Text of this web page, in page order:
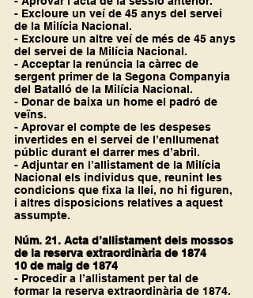
- Excloure un veí de 45 anys del servei
de la Milícia Nacional.
- Excloure un altre veí de més de 45 anys
del servei de la Milícia Nacional.
- Acceptar la renúncia la càrrec de
sergent primer de la Segona Companyia
del Batalló de la Milícia Nacional.
- Donar de baixa un home el padró de
veïns.
- Aprovar el compte de les despeses
invertides en el servei de l’enllumenat
públic durant el darrer mes d’abril.
- Adjuntar en l’allistament de la Milícia
Nacional els individus que, reunint les
condicions que fixa la llei, no hi figuren,
i altres disposicions relatives a aquest
assumpte.
Núm. 21. Acta d’allistament dels mossos
de la reserva extraordinària de 1874
10 de maig de 1874
- Procedir a l’allistament per tal de
formar la reserva extraordinària de 1874.